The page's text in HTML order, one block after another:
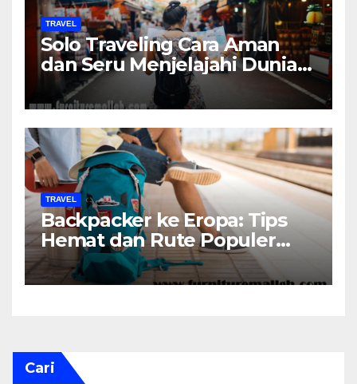
TRAVEL
Solo Traveling Cara Aman
dan Seru Menjelajahi Dunia
Sendirian
TRAVEL
Backpacker ke Eropa: Tips
Hemat dan Rute Populer
untuk Pemula
Cari